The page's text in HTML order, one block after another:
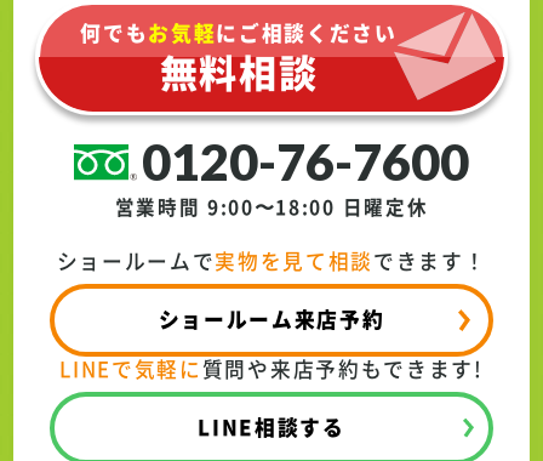
0120-76-7600
営業時間 9:00〜18:00 日曜定休
何でもお気軽にご相談ください
無料相談
LINEで気軽に 質問や来店予約もできます!
LINE相談する
ショールームで実物を見て相談できます！
ショールーム来店予約